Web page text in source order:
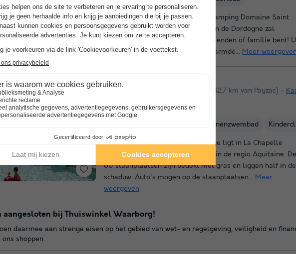
Ontdek dit jaar nieuwe plekken! Camping Domaine Saint
Amand in Saint-Amand-de-Coly in de Dordogne zal
iedereen bevallen, of je nu met vrienden of familie bent! U
zult vooral genieten van ons verwarmde... Meer weergeven
Camping La Fage
(42,7 km van Payzac)
9.8 Uitstekend
Verwarmd binnenzwembad
De 8 hectare grote camping La Fage ligt in La Chapelle
Aubareil (24290) in de Dordogne in de regio Aquitaine. De
60 staanplaatsen zijn bedekt met gras en liggen half in de
schaduw. Auto's mogen op de staanplaatsen... Meer
weergeven
aangesloten bij Thuiswinkel Waarborg!
daarmee aan strenge eisen op het gebied van wet- en regelgeving, veiligheid en
shoppen.